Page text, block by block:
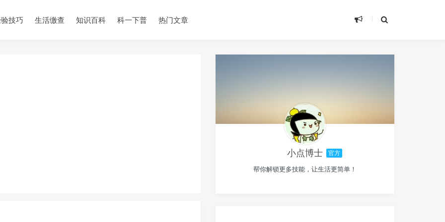
技巧 生活缴查 知识百科 科一下普 热门文章
小点博士 官方
帮你解锁更多技能，让生活更简单！